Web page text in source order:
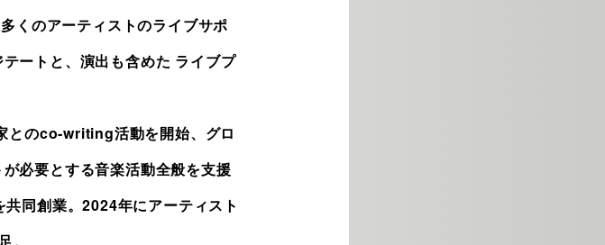
くのアーティストのライブサポ
ートと、演出も含めた ライブプ
とのco-writing活動を開始、グロ
必要とする音楽活動全般を支援
同創業。2024年にアーティスト